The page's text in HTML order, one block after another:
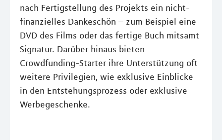
nach Fertigstellung des Projekts ein nicht-
finanzielles Dankeschön – zum Beispiel eine
DVD des Films oder das fertige Buch mitsamt
Signatur. Darüber hinaus bieten
Crowdfunding-Starter ihre Unterstützung oft
weitere Privilegien, wie exklusive Einblicke
in den Entstehungsprozess oder exklusive
Werbegeschenke.